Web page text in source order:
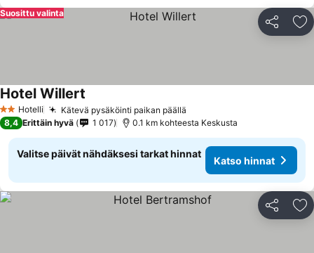
Jaa
Suosittu valinta
2 Tähtiluokitus
Hotelli Kätevä pysäköinti paikan päällä
Hotel Willert
8,4 Erittäin hyvä 1 017 0.1 km kohteesta Keskusta
Valitse päivät nähdäksesi tarkat hinnat
Katso hinnat
Jaa